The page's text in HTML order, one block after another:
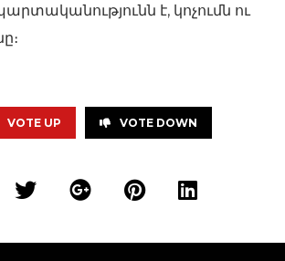
է, կոչումն ու
VOTE UP VOTE DOWN